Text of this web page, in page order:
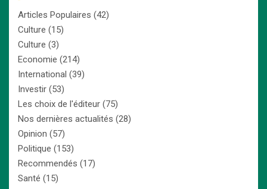
Articles Populaires (42)
Culture (15)
Culture (3)
Economie (214)
International (39)
Investir (53)
Les choix de l'éditeur (75)
Nos dernières actualités (28)
Opinion (57)
Politique (153)
Recommendés (17)
Santé (15)